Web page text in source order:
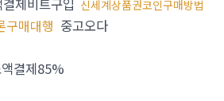
제비트구입 신세계상품권코인구매방법
구매대행 중고오다
결제85%